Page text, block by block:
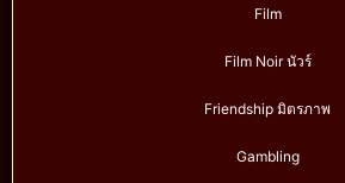
Film
Film Noir นัวร์
Friendship มิตรภาพ
Gambling